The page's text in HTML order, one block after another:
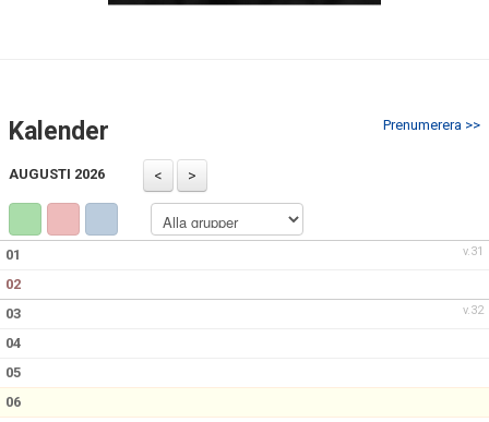
GRUPPER & TRÄNINGSTIDER
Prenumerera >>
Kalender
AUGUSTI 2026
v.31
01
02
v.32
03
04
05
06